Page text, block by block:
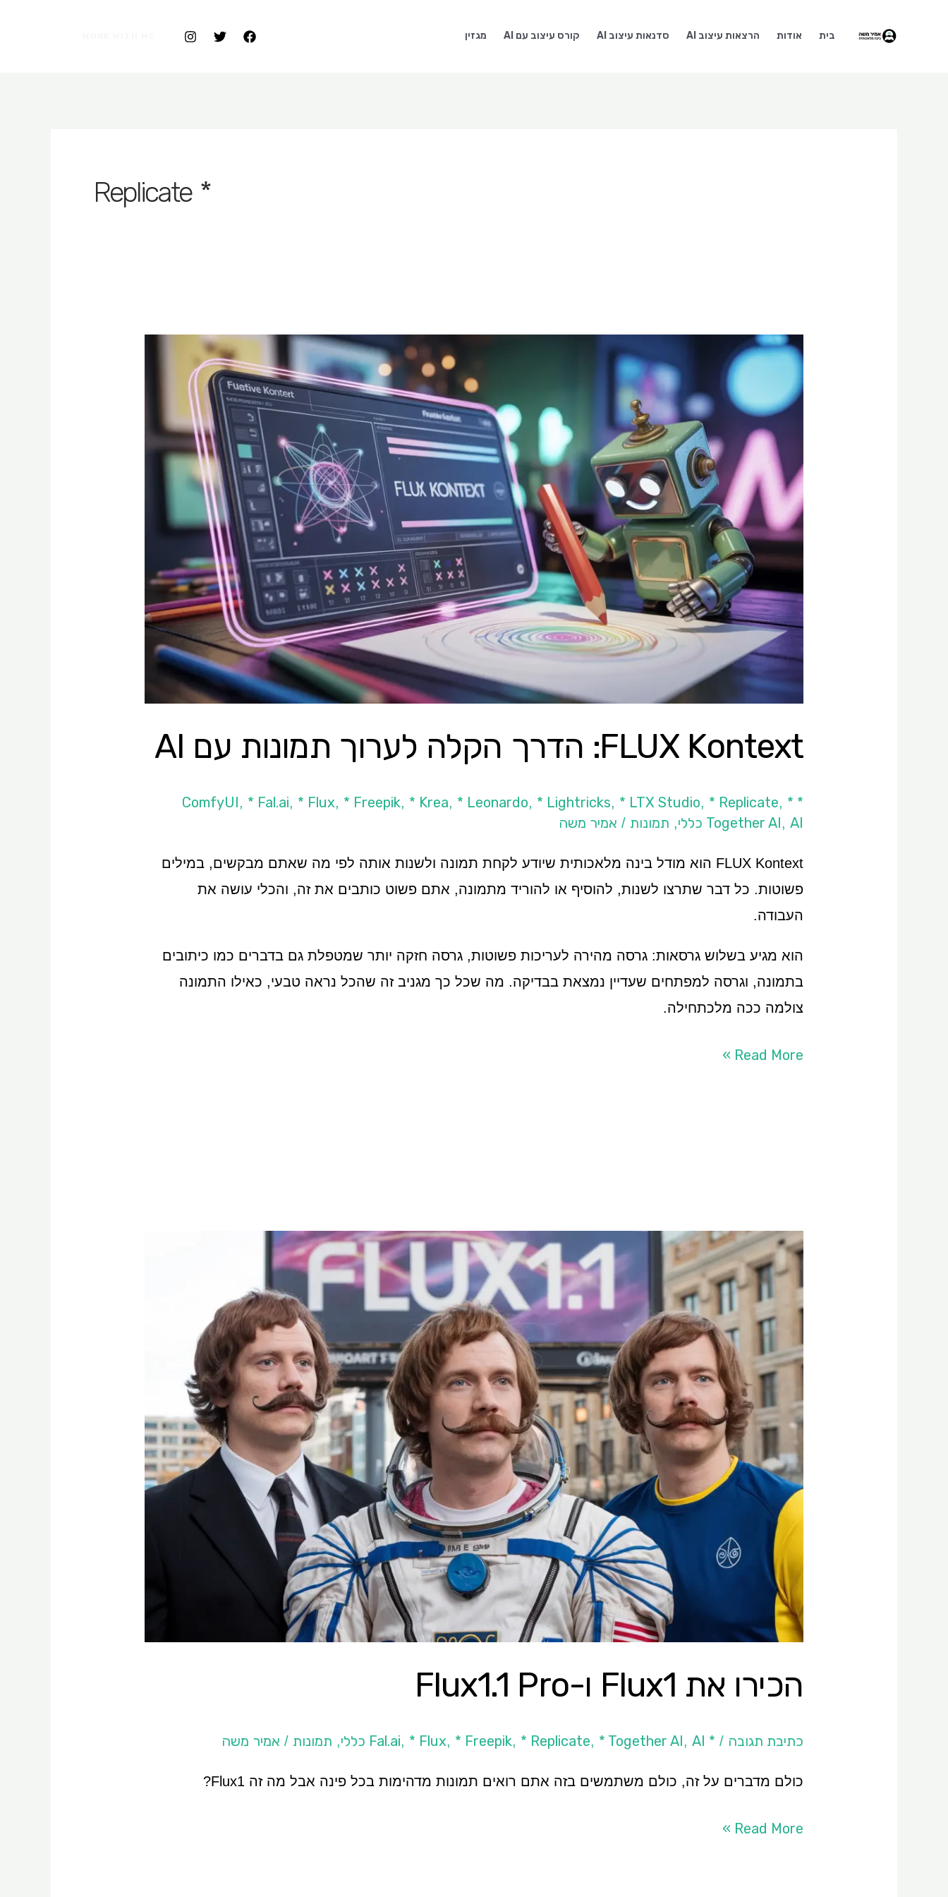
בית אודות הרצאות עיצוב AI סדנאות עיצוב AI קורס עיצוב עם AI מגזין
* Replicate
FLUX Kontext: הדרך הקלה לערוך תמונות עם AI
* ComfyUI
, * Fal.ai, * Flux, * Freepik, * Krea, * Leonardo, * Lightricks, * LTX Studio, * Replicate, *
Together AI, AI כללי , תמונות / אמיר משה
FLUX Kontext הוא מודל בינה מלאכותית שיודע לקחת תמונה ולשנות אותה לפי מה שאתם מבקשים, במילים
פשוטות. כל דבר שתרצו לשנות, להוסיף או להוריד מתמונה, אתם פשוט כותבים את זה, והכלי עושה את
העבודה.
הוא מגיע בשלוש גרסאות: גרסה מהירה לעריכות פשוטות, גרסה חזקה יותר שמטפלת גם בדברים כמו כיתובים
בתמונה, וגרסה למפתחים שעדיין נמצאת בבדיקה. מה שכל כך מגניב זה שהכל נראה טבעי, כאילו התמונה
צולמה ככה מלכתחילה.
FLUX
הדרך
לערוך
תמונות
עם
AI
Read More »
הכירו את Flux1 ו-Flux1.1 Pro
כתיבת תגובה /
* Fal.ai
, * Flux, * Freepik, * Replicate, * Together AI, AI כללי , תמונות / אמיר משה
כולם מדברים על זה, כולם משתמשים בזה אתם רואים תמונות מדהימות בכל פינה אבל מה זה Flux1?
הכירו
את
Flux1
Flux1.1
Pro
Read More »